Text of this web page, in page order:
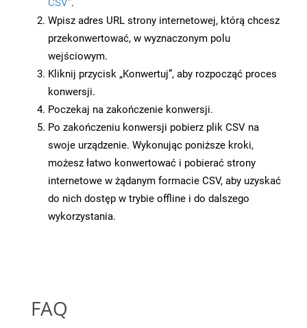
CSV”.
Wpisz adres URL strony internetowej, którą chcesz
przekonwertować, w wyznaczonym polu
wejściowym.
Kliknij przycisk „Konwertuj”, aby rozpocząć proces
konwersji.
Poczekaj na zakończenie konwersji.
Po zakończeniu konwersji pobierz plik CSV na
swoje urządzenie. Wykonując poniższe kroki,
możesz łatwo konwertować i pobierać strony
internetowe w żądanym formacie CSV, aby uzyskać
do nich dostęp w trybie offline i do dalszego
wykorzystania.
FAQ